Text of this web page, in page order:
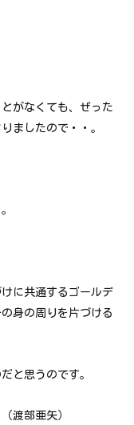
がなくても、ぜった
ましたので・・。
に共通するゴールデ
身の周りを片づける
と思うのです。
渡部亜矢）